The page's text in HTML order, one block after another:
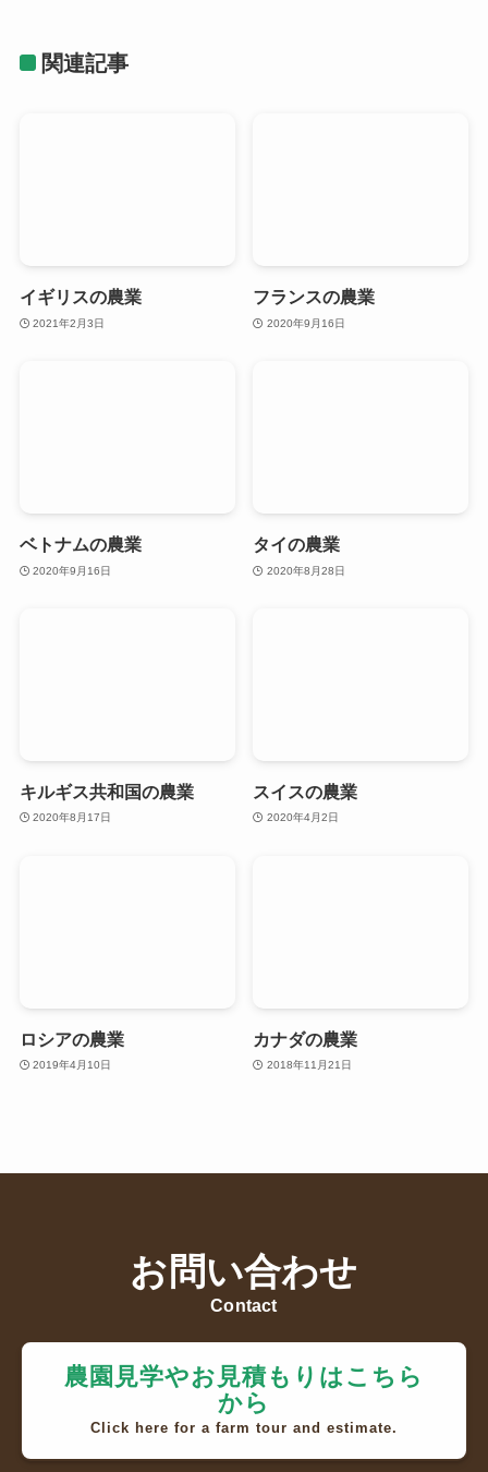
関連記事
イギリスの農業
2021年2月3日
フランスの農業
2020年9月16日
ベトナムの農業
2020年9月16日
タイの農業
2020年8月28日
キルギス共和国の農業
2020年8月17日
スイスの農業
2020年4月2日
ロシアの農業
2019年4月10日
カナダの農業
2018年11月21日
お問い合わせ
Contact
農園見学やお見積もりはこちら
から
Click here for a farm tour and estimate.